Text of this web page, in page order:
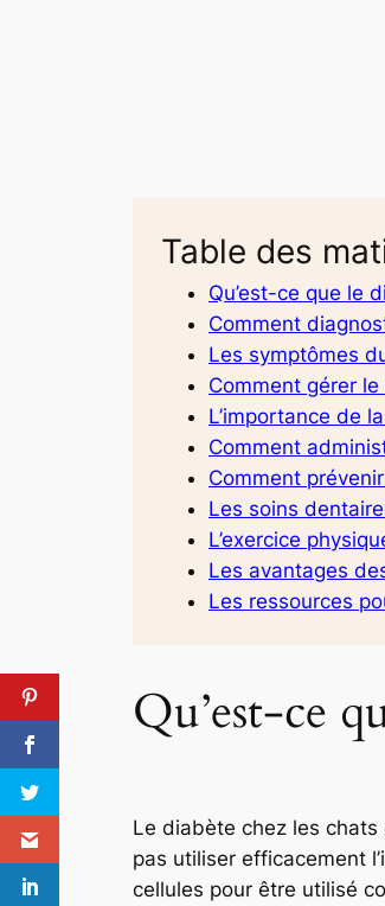
Table des
Qu’est-ce que le
Comment
Les symptômes
Comment gérer
L’importance de
Comment
Comment
Les soins
L’exercice
Les avantages
Les ressources
Qu’est-ce
Le diabète chez les
pas utiliser efficacement
cellules pour être utilisé